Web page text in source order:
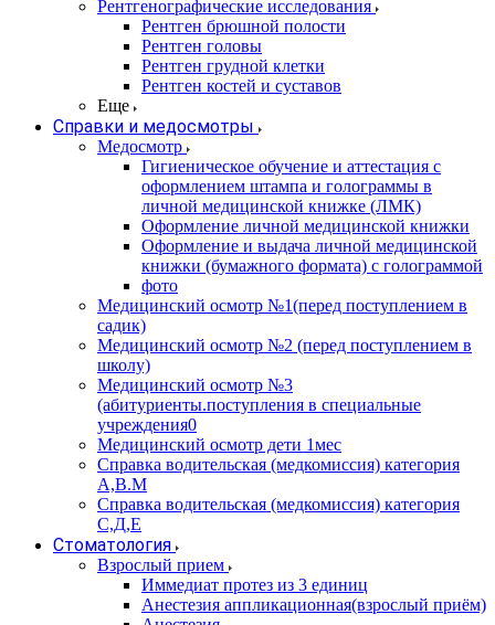
Рентгенографические исследования
Рентген брюшной полости
Рентген головы
Рентген грудной клетки
Рентген костей и суставов
Еще
Справки и медосмотры
Медосмотр
Гигиеническое обучение и аттестация с
оформлением штампа и голограммы в
личной медицинской книжке (ЛМК)
Оформление личной медицинской книжки
Оформление и выдача личной медицинской
книжки (бумажного формата) с голограммой
фото
Медицинский осмотр №1(перед поступлением в
садик)
Медицинский осмотр №2 (перед поступлением в
школу)
Медицинский осмотр №3
(абитуриенты.поступления в специальные
учреждения0
Медицинский осмотр дети 1мес
Справка водительская (медкомиссия) категория
А,В.М
Справка водительская (медкомиссия) категория
С,Д,Е
Стоматология
Взрослый прием
Иммедиат протез из 3 единиц
Анестезия аппликационная(взрослый приём)